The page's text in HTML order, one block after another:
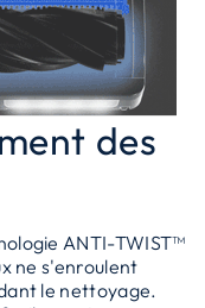
des
ANTI-TWIST™
ne s'enroulent
le nettoyage.